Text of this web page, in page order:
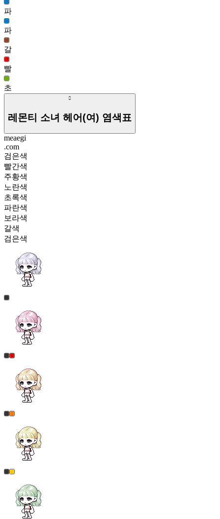
40,791
파
파
갈
빨
초
레몬티 소녀 헤어(여) 염색표
meaegi
.com
검은색
빨간색
주황색
노란색
초록색
파란색
보라색
갈색
검은색